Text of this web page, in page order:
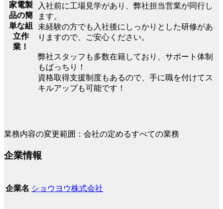
家電製
品の簡
単な組
立作
業！
入社前に工場見学があり、弊社担当営業が同行し
ます。
未経験の方でも入社後にしっかりとした研修があ
りますので、ご安心ください。
弊社スタッフも多数在籍しており、サポート体制
もばっちり！
資格取得支援制度もあるので、手に職を付けてス
キルアップも可能です！
業務内容の変更範囲：会社の定めるすべての業務
企業情報
企業名 ショウヨウ株式会社